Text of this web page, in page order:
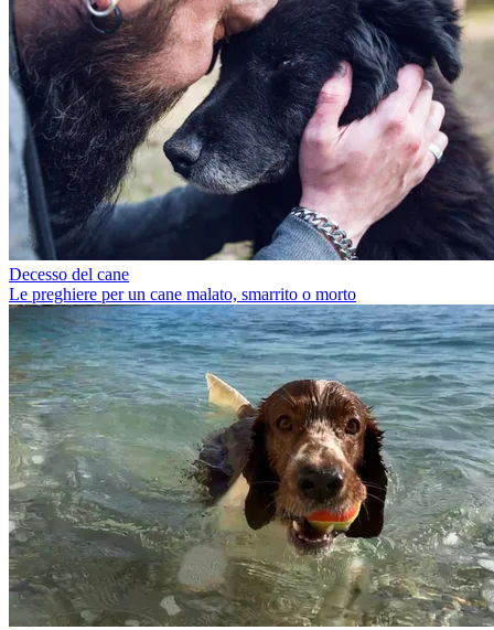
Decesso del cane
Le preghiere per un cane malato, smarrito o morto